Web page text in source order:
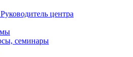
центра
семинары